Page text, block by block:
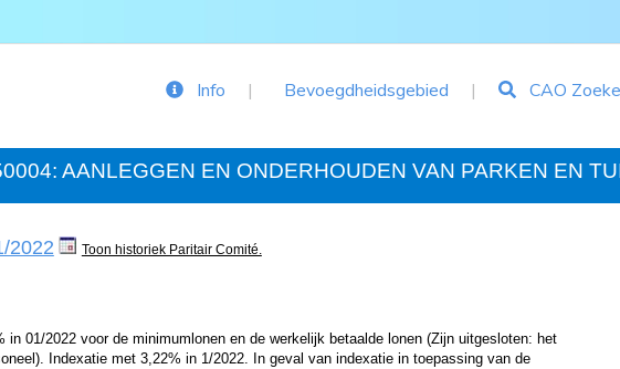
Info Bevoegdheidsgebied CAO
: AANLEGGEN EN ONDERHOUDEN VAN PARKEN EN
2022 Toon historiek Paritair Comité.
in 01/2022 voor de minimumlonen en de werkelijk betaalde lonen (Zijn uitgesloten: het
Indexatie met 3,22% in 1/2022. In geval van indexatie in toepassing van de